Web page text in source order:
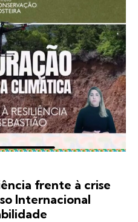
frente à crise
Internacional